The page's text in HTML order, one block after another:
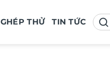
GHÉP THỬ TIN TỨC
Tìm
kiếm: